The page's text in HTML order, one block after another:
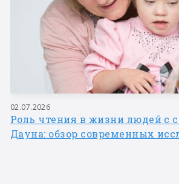
02.07.2026
Роль чтения в жизни людей с
Дауна: обзор современных